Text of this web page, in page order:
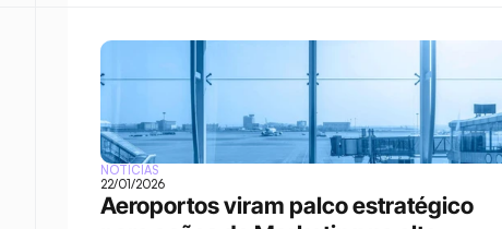
NOTÍCIAS
22/01/2026
Aeroportos viram palco estratégico